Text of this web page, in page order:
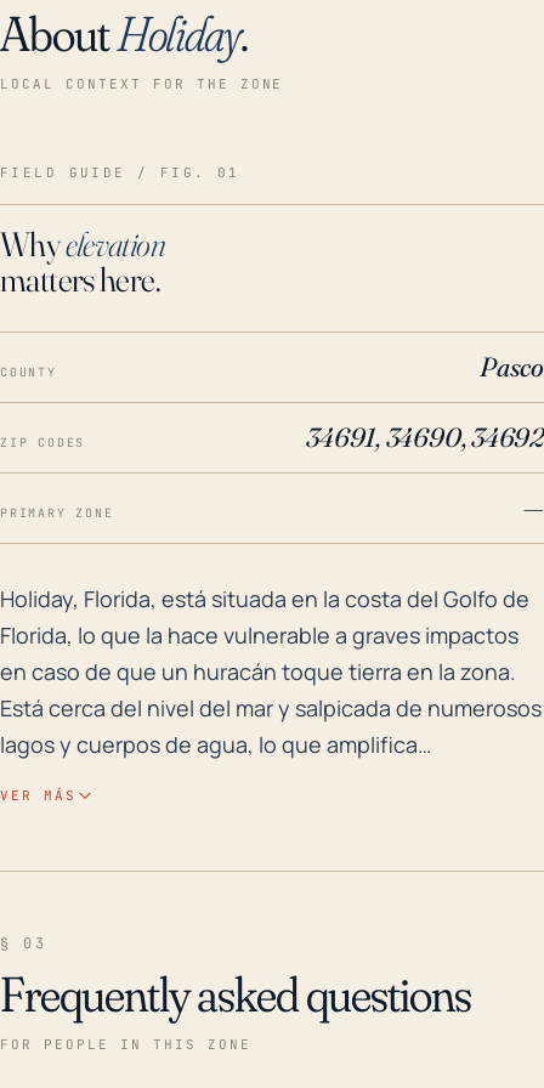
AboutHoliday.
LOCAL CONTEXT FOR THE ZONE
FIELD GUIDE / FIG. 01
Whyelevation
matters here.
COUNTY Pasco
ZIP CODES 34691, 34690, 34692
PRIMARY ZONE —
Holiday, Florida, está situada en la costa del Golfo
Holiday, Florida, está situada en la costa del Golfo de
Florida, lo que la hace vulnerable a graves impactos
en caso de que un huracán toque tierra en la zona.
Está cerca del nivel del mar y salpicada de numerosos
lagos y cuerpos de agua, lo que amplifica
significativamente su riesgo de inundación. Las
aumentar la escorrentía durante eventos de fuertes
lluvias. Además, las altas velocidades del viento
VER MÁS
§ 03
Frequently asked questions
FOR PEOPLE IN THIS ZONE